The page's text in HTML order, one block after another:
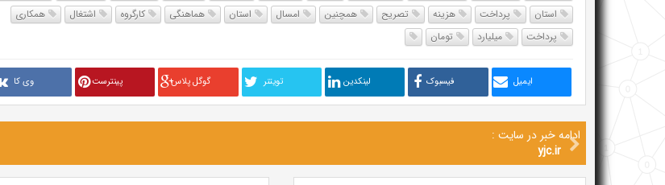
استان
پرداخت هزینه تصریح همچنین امسال استان هماهنگی کارگروه اشتغال
همکاری
پرداخت
میلیارد تومان
ایمیل فیسبوک لینکدین تويتنر گوگل پلاس پینترست وی کا
ادامه خبر در سایت :
yjc.ir